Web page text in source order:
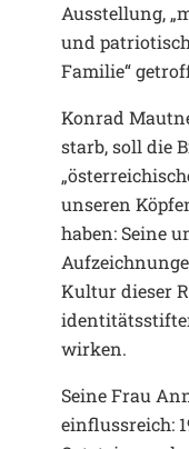
Ausstellung,
und
Familie“
Konrad
starb, soll die
unseren
haben: Seine
Kultur dieser
wirken.
Seine Frau
einflussreich: